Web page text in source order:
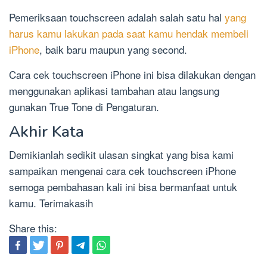
Pemeriksaan touchscreen adalah salah satu hal yang
harus kamu lakukan pada saat kamu hendak membeli
iPhone, baik baru maupun yang second.
Cara cek touchscreen iPhone ini bisa dilakukan dengan
menggunakan aplikasi tambahan atau langsung
gunakan True Tone di Pengaturan.
Akhir Kata
Demikianlah sedikit ulasan singkat yang bisa kami
sampaikan mengenai cara cek touchscreen iPhone
semoga pembahasan kali ini bisa bermanfaat untuk
kamu. Terimakasih
Share this: